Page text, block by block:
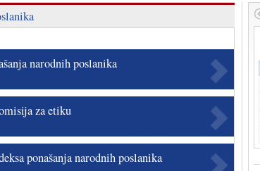
narodnih poslanika
za etiku
ponašanja narodnih poslanika